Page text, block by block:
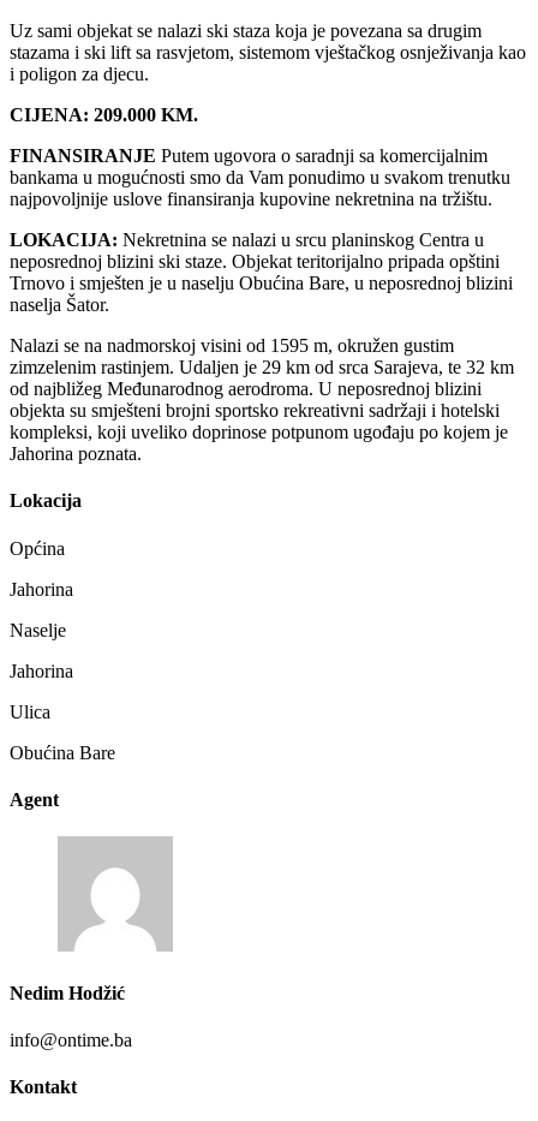
Uz sami objekat se nalazi ski staza koja je povezana sa drugim
stazama i ski lift sa rasvjetom, sistemom vještačkog osnježivanja kao
i poligon za djecu.
CIJENA: 209.000 KM.
FINANSIRANJE Putem ugovora o saradnji sa komercijalnim
bankama u mogućnosti smo da Vam ponudimo u svakom trenutku
najpovoljnije uslove finansiranja kupovine nekretnina na tržištu.
LOKACIJA: Nekretnina se nalazi u srcu planinskog Centra u
neposrednoj blizini ski staze. Objekat teritorijalno pripada opštini
Trnovo i smješten je u naselju Obućina Bare, u neposrednoj blizini
naselja Šator.
Nalazi se na nadmorskoj visini od 1595 m, okružen gustim
zimzelenim rastinjem. Udaljen je 29 km od srca Sarajeva, te 32 km
od najbližeg Međunarodnog aerodroma. U neposrednoj blizini
objekta su smješteni brojni sportsko rekreativni sadržaji i hotelski
kompleksi, koji uveliko doprinose potpunom ugođaju po kojem je
Jahorina poznata.
Lokacija
Općina
Jahorina
Naselje
Jahorina
Ulica
Obućina Bare
Agent
Nedim Hodžić
info@ontime.ba
Kontakt